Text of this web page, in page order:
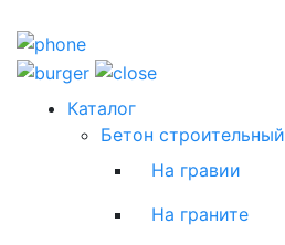
Каталог
Бетон строительный
На гравии
На граните